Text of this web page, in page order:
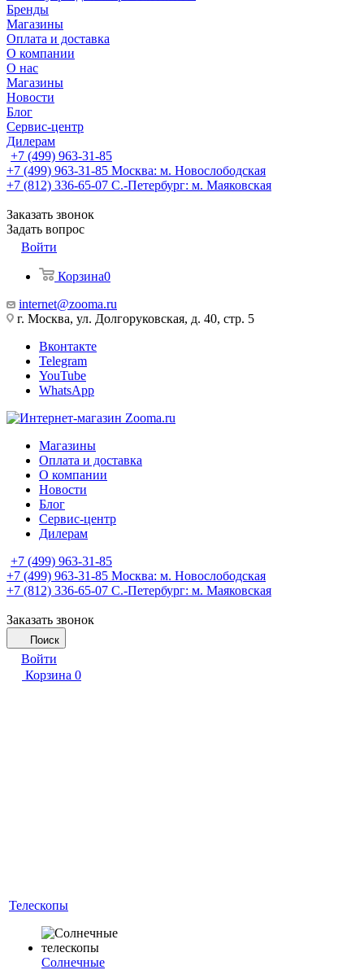
Бренды
Магазины
Оплата и доставка
О компании
О нас
Магазины
Новости
Блог
Сервис-центр
Дилерам
+7 (499) 963-31-85
+7 (499) 963-31-85 Москва: м. Новослободская
+7 (812) 336-65-07 С.-Петербург: м. Маяковская
Заказать звонок
Задать вопрос
Войти
Корзина0
internet@zooma.ru
г. Москва, ул. Долгоруковская, д. 40, стр. 5
Вконтакте
Telegram
YouTube
WhatsApp
Магазины
Оплата и доставка
О компании
Новости
Блог
Сервис-центр
Дилерам
+7 (499) 963-31-85
+7 (499) 963-31-85 Москва: м. Новослободская
+7 (812) 336-65-07 С.-Петербург: м. Маяковская
Заказать звонок
Поиск
Войти
Корзина 0
Телескопы
Солнечные